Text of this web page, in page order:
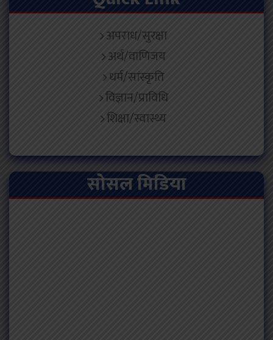
अपराध/सुरक्षा
अर्थ/वाणिजय
धर्म/सांस्कृति
विज्ञान/प्राविधि
शिक्षा/स्वास्थ्य
सोसल मिडिया